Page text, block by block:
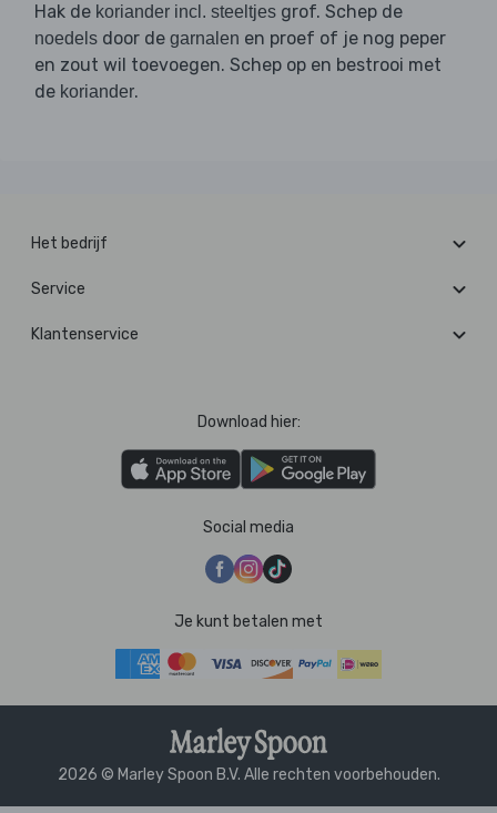
Hak de koriander incl. steeltjes grof. Schep de
noedels door de garnalen en proef of je nog peper
en zout wil toevoegen. Schep op en bestrooi met
de koriander.
Het bedrijf
Service
Klantenservice
Download hier:
Social media
Je kunt betalen met
2026 © Marley Spoon B.V. Alle rechten voorbehouden.